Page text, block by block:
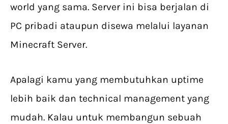
world yang sama. Server ini bisa berjalan di
PC pribadi ataupun disewa melalui layanan
Minecraft Server.
Apalagi kamu yang membutuhkan uptime
lebih baik dan technical management yang
mudah. Kalau untuk membangun sebuah